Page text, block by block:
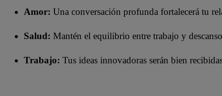
Amor: Una conversación profunda fortalecerá tu
Salud: Mantén el equilibrio entre trabajo y
Trabajo: Tus ideas innovadoras serán bien